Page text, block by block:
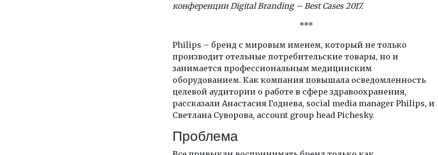
конференцииDigitalBranding – BestCases 2017.
***
Philips – бренд с мировым именем, который не только
производит отельные потребительские товары, но и
занимается профессиональным медицинским
оборудованием. Как компания повышала осведомленность
целевой аудитории о работе в сфере здравоохранения,
рассказали Анастасия Годнева, social media manager Philips, и
Светлана Суворова, account group head Pichesky.
Проблема